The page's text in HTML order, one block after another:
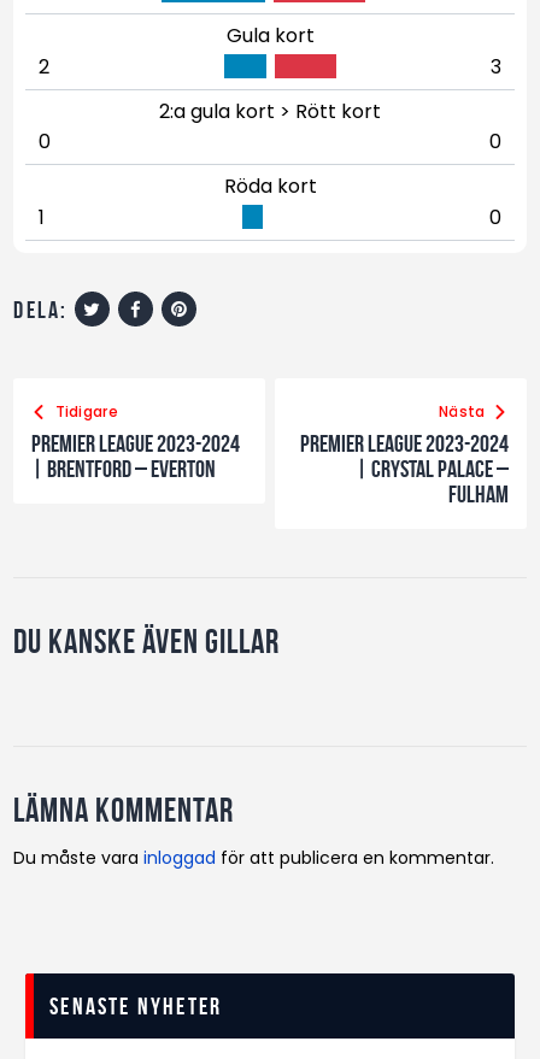
Gula kort
2
3
2:a gula kort > Rött kort
0
0
Röda kort
1
0
dela:
Tidigare
Premier League 2023-2024
| Brentford – Everton
Nästa
Premier League 2023-2024
| Crystal Palace –
Fulham
Du kanske även gillar
Lämna kommentar
Du måste varainloggad för att publicera en kommentar.
Senaste nyheter